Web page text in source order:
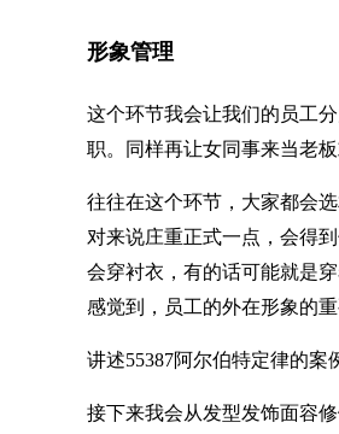
形象管理
这个环节我会让我们的员工
职。同样再让女同事来当老
往往在这个环节，大家都会
对来说庄重正式一点，会得
会穿衬衣，有的话可能就是
感觉到，员工的外在形象的重
讲述55387阿尔伯特定律的
接下来我会从发型发饰面容